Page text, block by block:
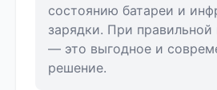
состоянию батареи и
зарядки. При правильной
— это выгодное и
решение.